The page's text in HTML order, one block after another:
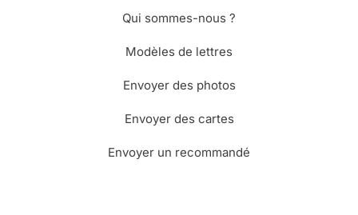
Qui sommes-nous ?
Modèles de lettres
Envoyer des photos
Envoyer des cartes
Envoyer un recommandé